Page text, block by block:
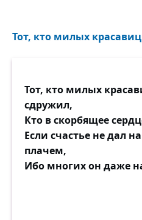
Тот, кто милых
Тот, кто милых
сдружил,
Кто в скорбящее
Если счастье не дал
плачем,
Ибо многих он даже